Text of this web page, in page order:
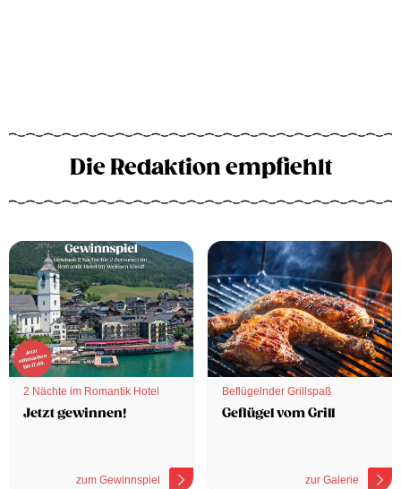
Die Redaktion empfiehlt
2 Nächte im Romantik Hotel
Jetzt gewinnen!
zum Gewinnspiel
Beflügelnder Grillspaß
Geflügel vom Grill
zur Galerie